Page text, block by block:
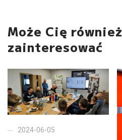
Może Cię również
zainteresować
2024-06-05